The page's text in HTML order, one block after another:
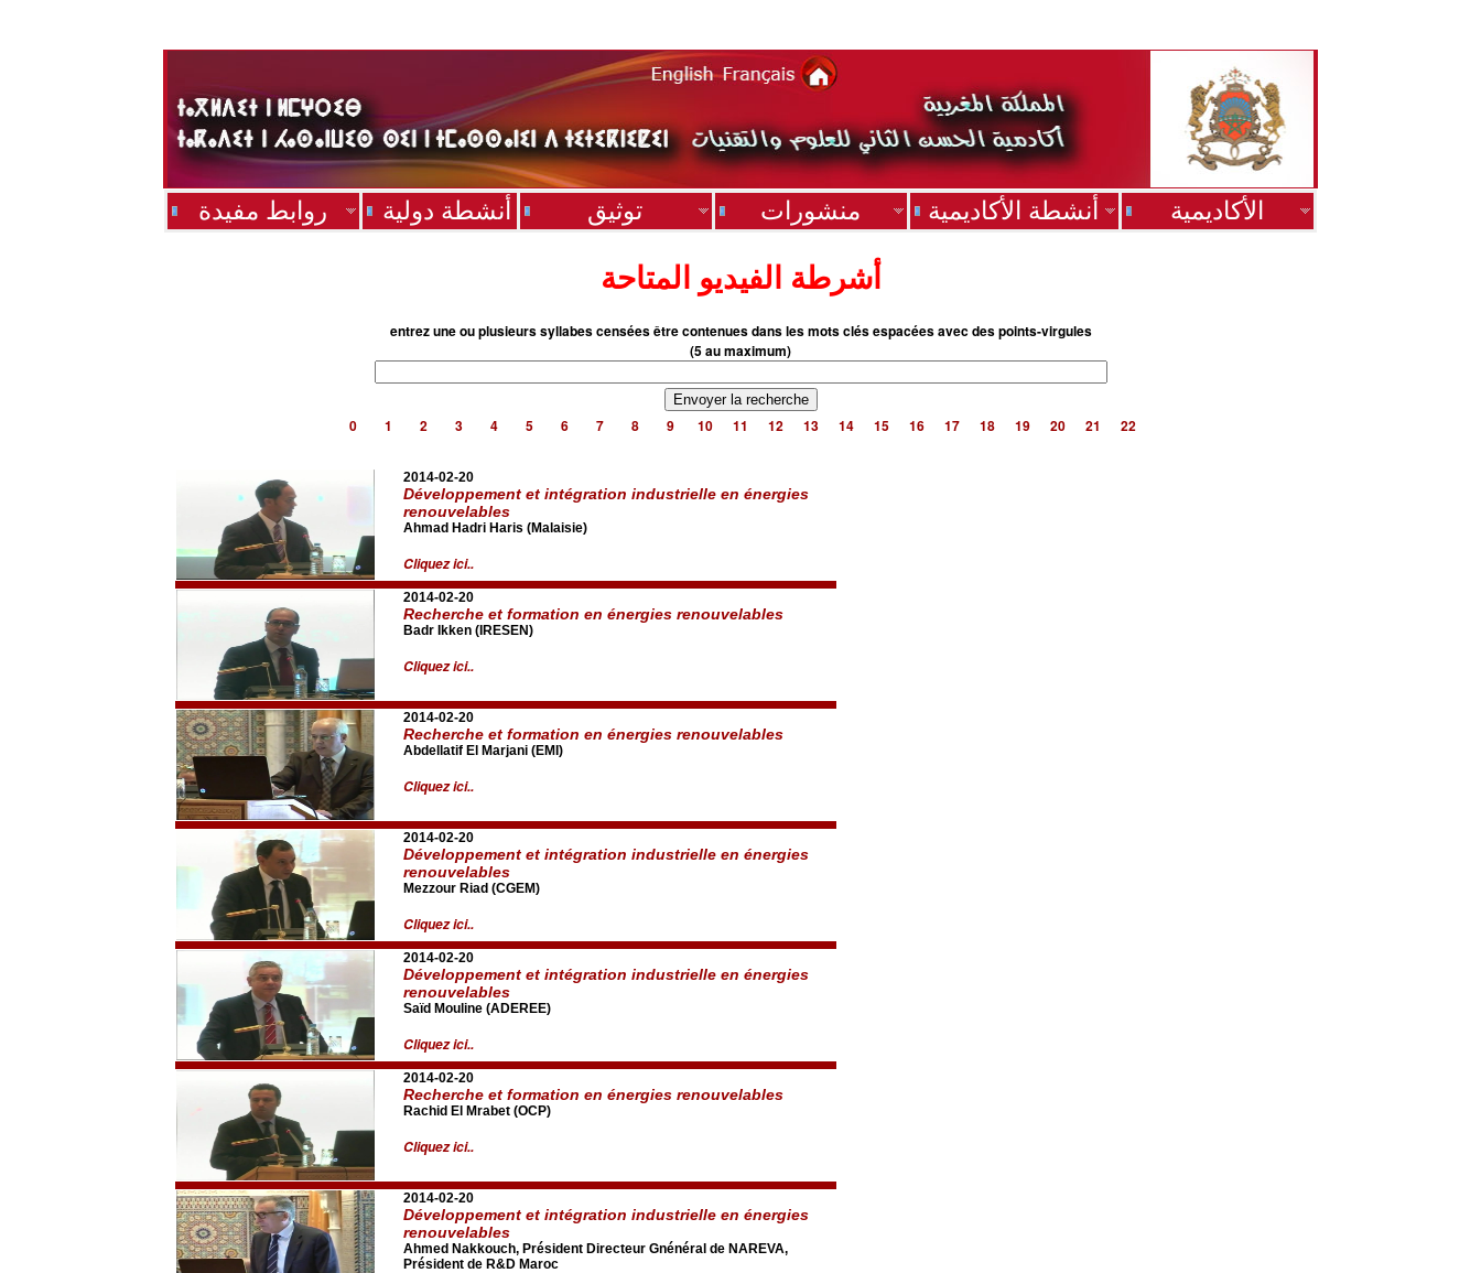
روابط مفيدة أنشطة دولية توثيق منشورات أنشطة الأكاديمية الأكاديمية
أشرطة الفيديو المتاحة
entrez une ou plusieurs syllabes censées être contenues dans les mots clés espacées avec des points-virgules
(5 au maximum)
0 1 2 3 4 5 6 7 8 9 10 11 12 13 14 15 16 17 18 19 20 21 22
2014-02-20
Développement et intégration industrielle en énergies
renouvelables
Ahmad Hadri Haris (Malaisie)
Cliquez ici..
2014-02-20
Recherche et formation en énergies renouvelables
Badr Ikken (IRESEN)
Cliquez ici..
2014-02-20
Recherche et formation en énergies renouvelables
Abdellatif El Marjani (EMI)
Cliquez ici..
2014-02-20
Développement et intégration industrielle en énergies
renouvelables
Mezzour Riad (CGEM)
Cliquez ici..
2014-02-20
Développement et intégration industrielle en énergies
renouvelables
Saïd Mouline (ADEREE)
Cliquez ici..
2014-02-20
Recherche et formation en énergies renouvelables
Rachid El Mrabet (OCP)
Cliquez ici..
2014-02-20
Développement et intégration industrielle en énergies
renouvelables
Ahmed Nakkouch, Président Directeur Gnénéral de NAREVA,
Président de R&D Maroc